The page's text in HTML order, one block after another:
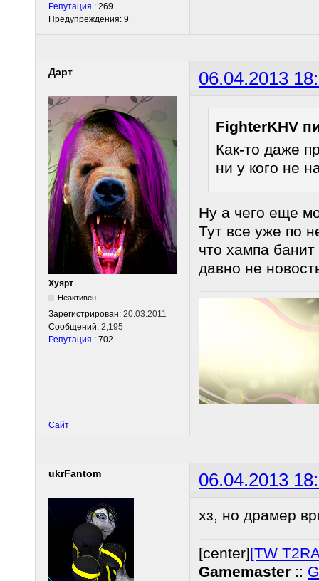
Репутация : 269
Предупреждения: 9
Дарт 06.04.2013
Хуярт
Неактивен
Зарегистрирован: 20.03.2011
Сообщений: 2,195
Репутация : 702
FighterKHV
Как-то даже
ни у кого не
Ну а чего еще
Тут все уже по
что хампа банит
давно не
Сайт
ukrFantom 06.04.2013
хз, но драмер
[center][TW
Gamemaster ::